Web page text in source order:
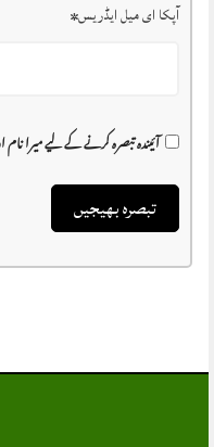
آپکا ای میل ایڈریس*
آئیندہ تبصرہ کرنے کے لیے میرا